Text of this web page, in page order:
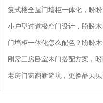
复式楼全屋门墙柜一体化，盼
小户型过道极窄门设计，盼盼
门墙柜一体化怎么配色？盼盼
刚需三房卧室木门搭配方案，
老房门窗翻新避坑，更换晶贝